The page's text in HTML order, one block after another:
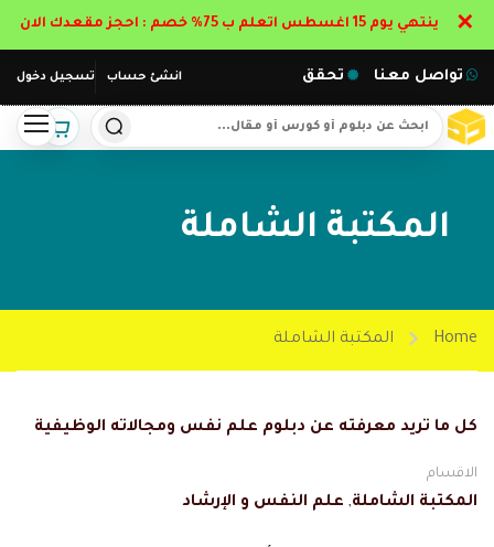
انشئ حساب تسجيل دخول تواصل معنا تحقق
المكتبة الشاملة
Home المكتبة الشاملة
كل ما تريد معرفته عن دبلوم علم نفس ومجالاته الوظيفية
الاقسام
المكتبة الشاملة, علم النفس و الإرشاد
ينتهي يوم 15 اغسطس اتعلم ب 75% خصم : احجز مقعدك الان ✕